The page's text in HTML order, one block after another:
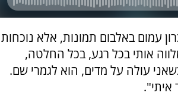
עמום באלבום תמונות, אלא נוכחות
אותי בכל רגע, בכל החלטה,
עולה על מדים, הוא לגמרי שם.
איתי".